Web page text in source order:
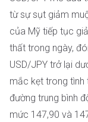
từ sự sụt giảm
của Mỹ tiếp tục
thất trong ngày,
USD/JPY trở lại
mắc kẹt trong tình
đường trung bình
mức 147,90 và